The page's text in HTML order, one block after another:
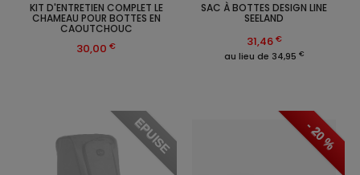
SAC À BOTTES DESIGN LINE
SEELAND
31,46 €
au lieu de 34,95 €
EPUISE - 20 %
KIT D'ENTRETIEN COMPLET LE
CHAMEAU POUR BOTTES EN
CAOUTCHOUC
30,00 €